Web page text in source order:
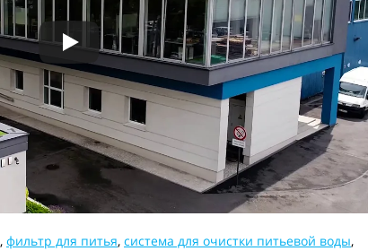
, фильтр для питья, система для очистки питьевой воды,